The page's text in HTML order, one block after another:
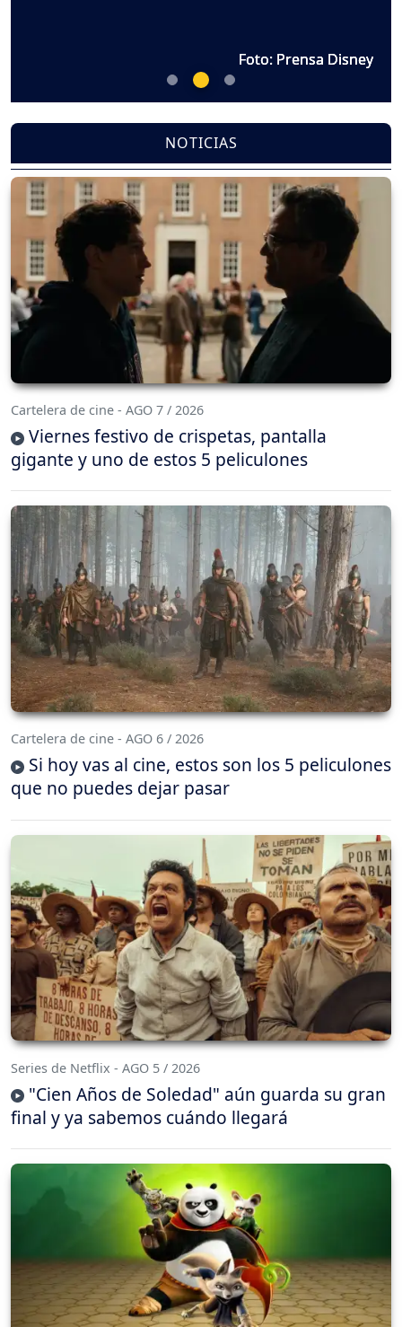
Foto: Prensa Disney
Foto: Prensa Disney
Foto: Prensa Disney
NOTICIAS
Cartelera de cine - AGO 7 / 2026
Viernes festivo de crispetas, pantalla
gigante y uno de estos 5 peliculones
Cartelera de cine - AGO 6 / 2026
Si hoy vas al cine, estos son los 5 peliculones
que no puedes dejar pasar
Series de Netflix - AGO 5 / 2026
"Cien Años de Soledad" aún guarda su gran
final y ya sabemos cuándo llegará